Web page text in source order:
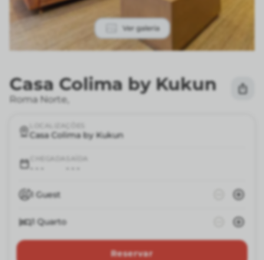
Ver galeria
Casa Colima by Kukun
Roma Norte
Casa Colima by Kukun
1 Guest
1 Quarto
Reservar